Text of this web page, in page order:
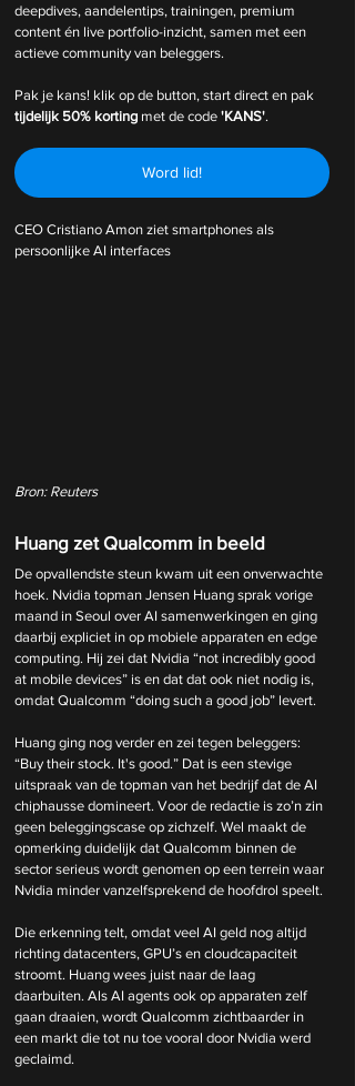
deepdives, aandelentips, trainingen, premium
content én live portfolio-inzicht, samen met een
actieve community van beleggers.
Pak je kans! klik op de button, start direct en pak
tijdelijk 50% korting met de code 'KANS'.
Word lid!
CEO Cristiano Amon ziet smartphones als
persoonlijke AI interfaces
Bron: Reuters
Huang zet Qualcomm in beeld
De opvallendste steun kwam uit een onverwachte
hoek. Nvidia topman Jensen Huang sprak vorige
maand in Seoul over AI samenwerkingen en ging
daarbij expliciet in op mobiele apparaten en edge
computing. Hij zei dat Nvidia “not incredibly good
at mobile devices” is en dat dat ook niet nodig is,
omdat Qualcomm “doing such a good job” levert.
Huang ging nog verder en zei tegen beleggers:
“Buy their stock. It's good.” Dat is een stevige
uitspraak van de topman van het bedrijf dat de AI
chiphausse domineert. Voor de redactie is zo’n zin
geen beleggingscase op zichzelf. Wel maakt de
opmerking duidelijk dat Qualcomm binnen de
sector serieus wordt genomen op een terrein waar
Nvidia minder vanzelfsprekend de hoofdrol speelt.
Die erkenning telt, omdat veel AI geld nog altijd
richting datacenters, GPU’s en cloudcapaciteit
stroomt. Huang wees juist naar de laag
daarbuiten. Als AI agents ook op apparaten zelf
gaan draaien, wordt Qualcomm zichtbaarder in
een markt die tot nu toe vooral door Nvidia werd
geclaimd.